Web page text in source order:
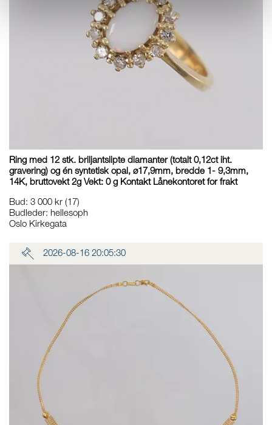
Ring med 12 stk. briljantslipte diamanter (totalt 0,12ct iht.
gravering) og én syntetisk opal, ø17,9mm, bredde 1- 9,3mm,
14K, bruttovekt 2g Vekt: 0 g Kontakt Lånekontoret for frakt
Bud: 3 000 kr (17)
Budleder: hellesoph
Oslo Kirkegata
2026-08-16 20:05:30